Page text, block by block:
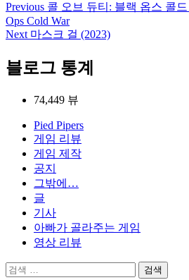
글
탐
색
Previous 콜 오브 듀티: 블랙 옵스 콜
Ops Cold War
Next 마스크 걸 (2023)
블로그 통계
74,449 뷰
Pied Pipers
게임 리뷰
게임 제작
공지
그밖에…
글
기사
아빠가 골라주는 게임
영상 리뷰
검